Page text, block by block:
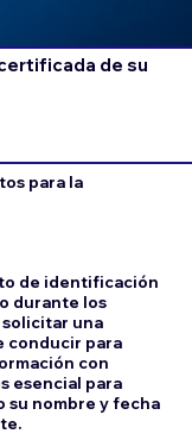
de su
para la
de identificación
durante los
solicitar una
conducir para
con
esencial para
su nombre y fecha